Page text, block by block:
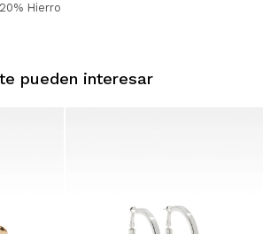
Hierro
pueden interesar